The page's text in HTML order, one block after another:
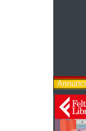
Annunci